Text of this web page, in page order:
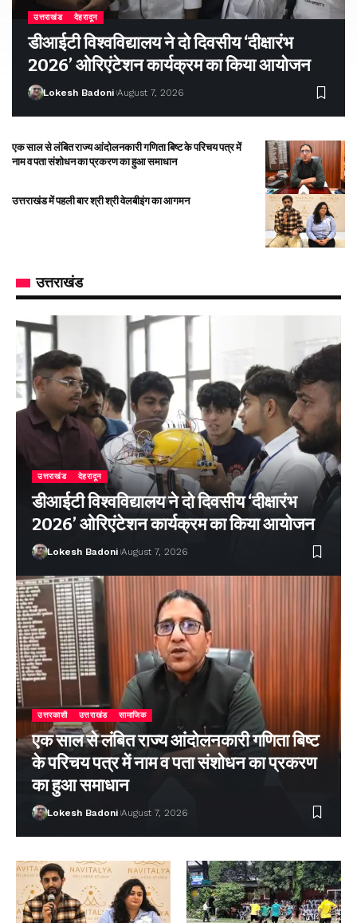
उत्तराखंड देहरादून
डीआईटी विश्वविद्यालय ने दो दिवसीय ‘दीक्षारंभ
2026’ ओरिएंटेशन कार्यक्रम का किया आयोजन
Lokesh Badoni August 7, 2026
एक साल से लंबित राज्य आंदोलनकारी गणिता बिष्ट के परिचय पत्र में
नाम व पता संशोधन का प्रकरण का हुआ समाधान
उत्तराखंड में पहली बार श्री श्री वेलबीइंग का आगमन
उत्तराखंड
उत्तराखंड देहरादून
डीआईटी विश्वविद्यालय ने दो दिवसीय ‘दीक्षारंभ
2026’ ओरिएंटेशन कार्यक्रम का किया आयोजन
Lokesh Badoni August 7, 2026
उत्तरकाशी उत्तराखंड सामाजिक
एक साल से लंबित राज्य आंदोलनकारी गणिता बिष्ट
के परिचय पत्र में नाम व पता संशोधन का प्रकरण
का हुआ समाधान
Lokesh Badoni August 7, 2026